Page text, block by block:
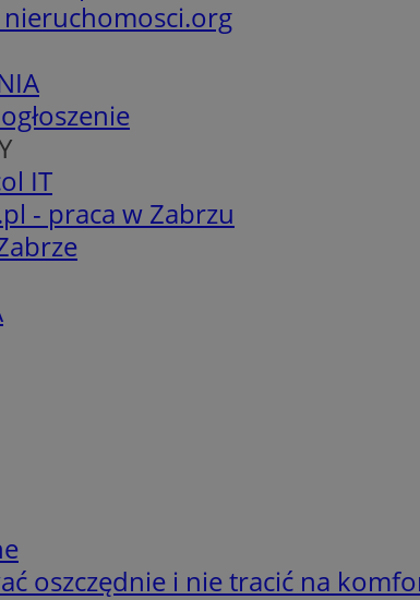
nieruchomosci.org
IT
- praca w Zabrzu
oszczędnie i nie tracić na